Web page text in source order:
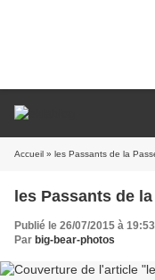
Accueil » les Passants de la
les Passants de
Publié le 26/07/2015 à 19:53
Par big-bear-photos